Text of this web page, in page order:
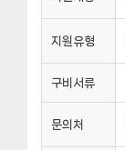
지원유형
구비서류
문의처